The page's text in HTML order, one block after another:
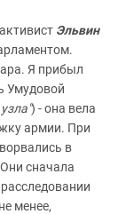
Эльвин
Я прибыл
Умудовой
) - она вела
армии. При
в
сначала
менее,